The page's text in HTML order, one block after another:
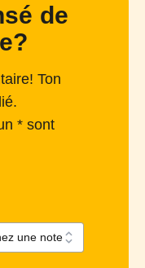
de
Ton
* sont